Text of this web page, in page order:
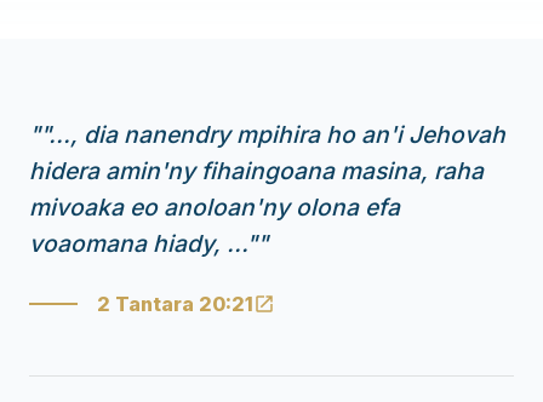
""..., dia nanendry mpihira ho an'i Jehovah
hidera amin'ny fihaingoana masina, raha
mivoaka eo anoloan'ny olona efa
voaomana hiady, ...""
2 Tantara 20:21